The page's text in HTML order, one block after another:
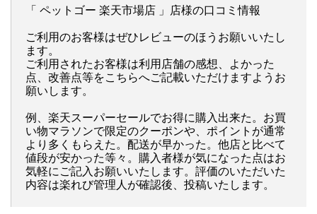
「 ペットゴー 楽天市場店 」店様の口コミ情報
ご利用のお客様はぜひレビューのほうお願いいたし
ます。
ご利用されたお客様は利用店舗の感想、よかった
点、改善点等をこちらへご記載いただけますようお
願いします。
例、楽天スーパーセールでお得に購入出来た。お買
い物マラソンで限定のクーポンや、ポイントが通常
より多くもらえた。配送が早かった。他店と比べて
値段が安かった等々。購入者様が気になった点はお
気軽にご記入お願いいたします。評価のいただいた
内容は楽れび管理人が確認後、投稿いたします。